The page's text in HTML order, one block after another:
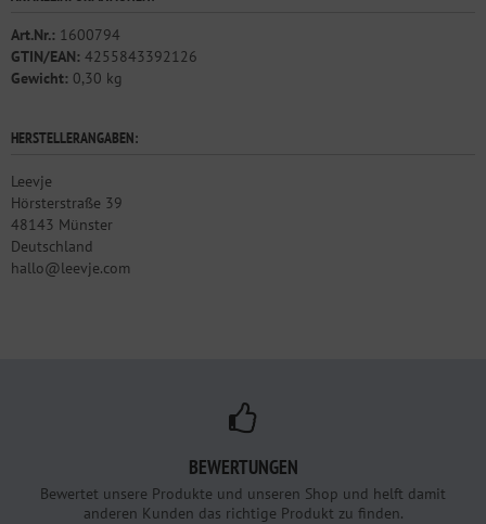
Art.Nr.: 1600794
GTIN/EAN: 4255843392126
Gewicht: 0,30 kg
HERSTELLERANGABEN:
Leevje
Hörsterstraße 39
48143 Münster
Deutschland
hallo@leevje.com
BEWERTUNGEN
Bewertet unsere Produkte und unseren Shop und helft damit
anderen Kunden das richtige Produkt zu finden.